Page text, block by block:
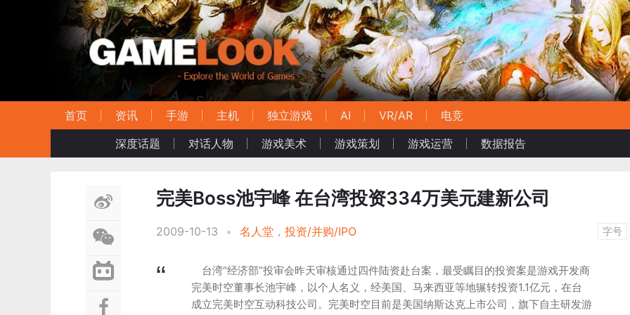
首页 资讯 手游 主机 独立游戏 AI VR/AR
电竞
深度话题
对话人物 游戏美术 游戏策划 游戏运营 数据报告
完美Boss池宇峰 在台湾投资334万美元建新公司
2009-10-13 • 名人堂 ， 投资/并购/IPO 字号
台湾“经济部”投审会昨天审核通过四件陆资赴台案，最受瞩目的投资案是游戏开发商
完美时空董事长池宇峰，以个人名义，经美国、马来西亚等地辗转投资1.1亿元，在台
成立完美时空互动科技公司。完美时空目前是美国纳斯达克上市公司，旗下自主研发游